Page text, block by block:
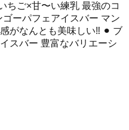
ちご×甘〜い練乳 最強のコ
ーパフェアイスバー マン
がなんとも美味しい‼︎ ⚫︎ ブ
スバー 豊富なバリエーシ